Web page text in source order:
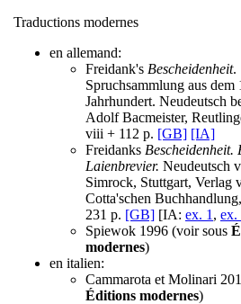
Traductions modernes
en allemand:
Freidank's Bescheidenheit.
Spruchsammlung aus dem
Jahrhundert. Neudeutsch
Adolf Bacmeister,
viii + 112 p. [GB] [IA]
Freidanks Bescheidenheit.
Laienbrevier. Neudeutsch
Simrock, Stuttgart, Verlag
Cotta'schen
231 p. [GB] [IA: ex. 1 , ex.
Spiewok 1996 (voir sous
modernes)
en italien:
Cammarota et Molinari
Éditions modernes)